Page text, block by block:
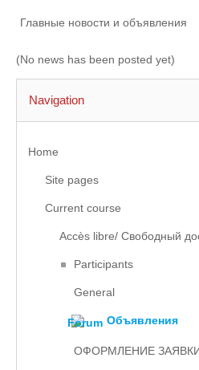
Главные новости и объявления
(No news has been posted yet)
Navigation
Home
Site pages
Current course
Accès libre/ Свободный
Participants
General
Объявления
ОФОРМЛЕНИЕ